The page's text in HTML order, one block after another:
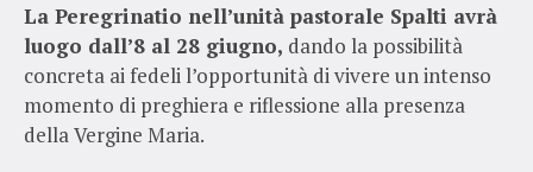
La Peregrinatio nell’unità pastorale Spalti avrà
luogo dall’8 al 28 giugno, dando la possibilità
concreta ai fedeli l’opportunità di vivere un intenso
momento di preghiera e riflessione alla presenza
della Vergine Maria.